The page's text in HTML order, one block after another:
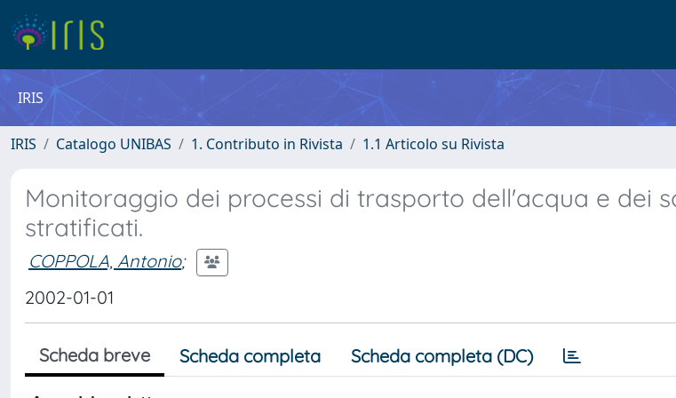
IRIS
IRIS Catalogo UNIBAS 1. Contributo in Rivista 1.1 Articolo su Rivista
Monitoraggio dei processi di trasporto dell'acqua e dei
stratificati.
COPPOLA, Antonio;
2002-01-01
Scheda breve Scheda completa Scheda completa (DC)